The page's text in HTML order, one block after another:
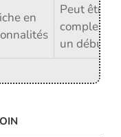
en
Peut être
complexe
un